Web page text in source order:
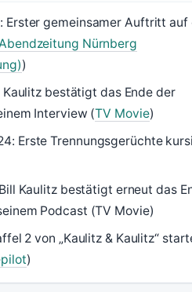
Erster gemeinsamer Auftritt auf
Nürnberg
)
bestätigt das Ende der
Interview (TV Movie)
Erste Trennungsgerüchte
Kaulitz bestätigt erneut das
Podcast (TV Movie)
2 von „Kaulitz & Kaulitz“
)